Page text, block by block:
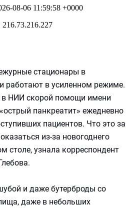
стационары в
работают в усиленном режиме.
НИИ скорой помощи имени
панкреатит» ежедневно
пациентов. Что это за
из-за новогоднего
столе, узнала корреспондент
и даже бутерброды со
даже в небольших